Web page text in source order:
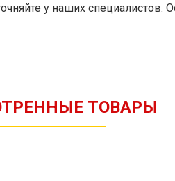
у наших специалистов.
ТОВАРЫ